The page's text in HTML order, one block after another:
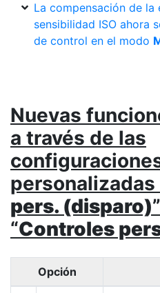
La compensación de la
sensibilidad ISO ahora
de control en el modo
Nuevas
a través de las
personalizadas
pers. (disparo)
“Controles
Opción